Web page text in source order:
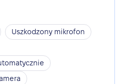
Uszkodzony mikrofon